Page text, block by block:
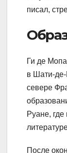
писал,
Ги де
в Шати-
севере
Руане,
После